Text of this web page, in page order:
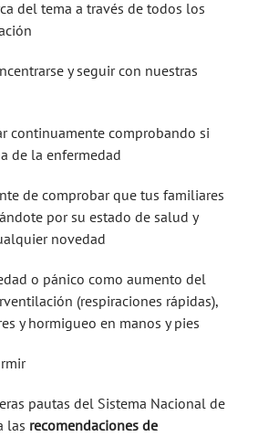
del tema a través de todos los
y seguir con nuestras
continuamente comprobando si
de la enfermedad
de comprobar que tus familiares
por su estado de salud y
novedad
o pánico como aumento del
(respiraciones rápidas),
y hormigueo en manos y pies
pautas del Sistema Nacional de
las recomendaciones de